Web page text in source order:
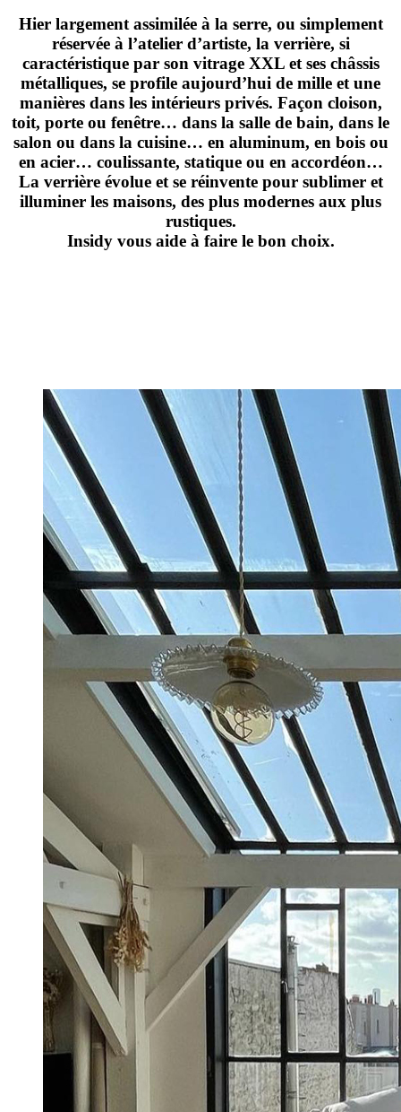
Hier largement assimilée à la serre, ou simplement
réservée à l’atelier d’artiste, la verrière, si
caractéristique par son vitrage XXL et ses châssis
métalliques, se profile aujourd’hui de mille et une
manières dans les intérieurs privés. Façon cloison,
toit, porte ou fenêtre… dans la salle de bain, dans le
salon ou dans la cuisine… en aluminum, en bois ou
en acier… coulissante, statique ou en accordéon…
La verrière évolue et se réinvente pour sublimer et
illuminer les maisons, des plus modernes aux plus
rustiques.
Insidy vous aide à faire le bon choix.